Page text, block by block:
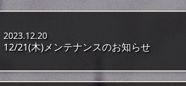
2023.12.20
12/21(木)メンテナンスのお知らせ